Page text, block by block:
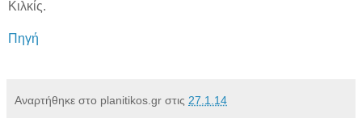
Κιλκίς.
Πηγή
Αναρτήθηκε στο planitikos.gr στις 27.1.14